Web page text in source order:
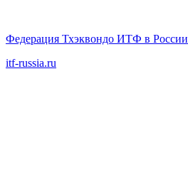
Федерация Тхэквондо ИТФ в России
itf-russia.ru